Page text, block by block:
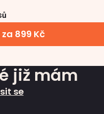
899 Kč
již mám
se